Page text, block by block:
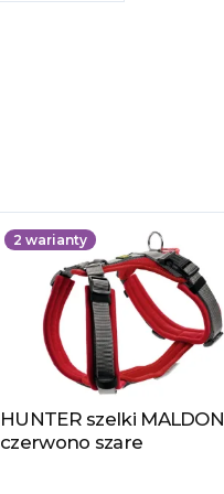
2 warianty
Zobacz produkt
HUNTER szelki MALDON
czerwono szare